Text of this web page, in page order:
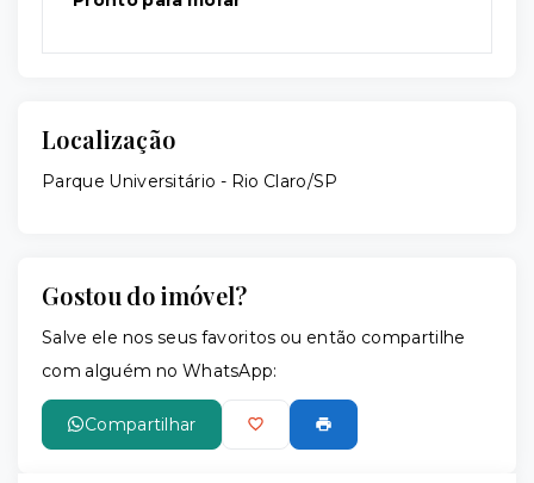
Localização
Parque Universitário - Rio Claro/SP
Gostou do imóvel?
Salve ele nos seus favoritos ou então compartilhe
com alguém no WhatsApp:
Compartilhar